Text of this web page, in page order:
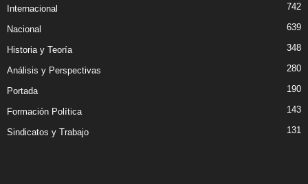
Internacional 742
Nacional 639
Historia y Teoría 348
Análisis y Perspectivas 280
Portada 190
Formación Política 143
Sindicatos y Trabajo 131